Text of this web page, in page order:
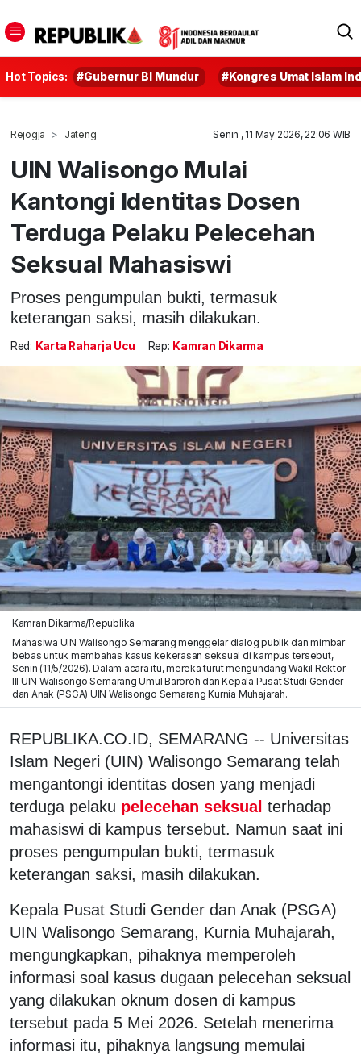
Hot Topics: #Gubernur BI Mundur #Kongres Umat Islam
Rejogja Jateng Senin , 11 May 2026, 22:06 WIB
UIN Walisongo Mulai
Kantongi Identitas Dosen
Terduga Pelaku Pelecehan
Seksual Mahasiswi
Proses pengumpulan bukti, termasuk
keterangan saksi, masih dilakukan.
Red: Karta Raharja Ucu Rep: Kamran Dikarma
Kamran Dikarma/Republika
Mahasiwa UIN Walisongo Semarang menggelar dialog publik dan mimbar
bebas untuk membahas kasus kekerasan seksual di kampus tersebut,
Senin (11/5/2026). Dalam acara itu, mereka turut mengundang Wakil Rektor
III UIN Walisongo Semarang Umul Baroroh dan Kepala Pusat Studi Gender
dan Anak (PSGA) UIN Walisongo Semarang Kurnia Muhajarah.
REPUBLIKA.CO.ID, SEMARANG -- Universitas
Islam Negeri (UIN) Walisongo Semarang telah
mengantongi identitas dosen yang menjadi
terduga pelaku pelecehan seksual terhadap
mahasiswi di kampus tersebut. Namun saat ini
proses pengumpulan bukti, termasuk
keterangan saksi, masih dilakukan.
Kepala Pusat Studi Gender dan Anak (PSGA)
UIN Walisongo Semarang, Kurnia Muhajarah,
mengungkapkan, pihaknya memperoleh
informasi soal kasus dugaan pelecehan seksual
yang dilakukan oknum dosen di kampus
tersebut pada 5 Mei 2026. Setelah menerima
informasi itu, pihaknya langsung memulai